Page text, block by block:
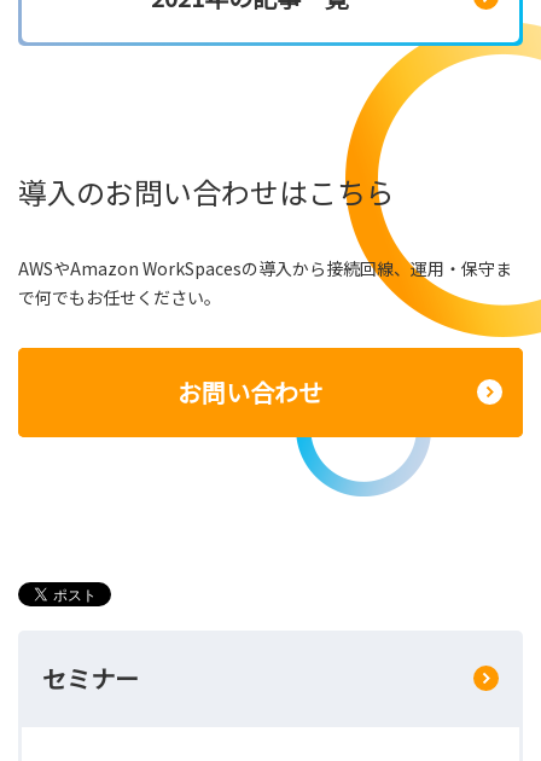
導入のお問い合わせはこちら
AWSやAmazon WorkSpacesの導入から接続回線、運用・保守ま
で何でもお任せください。
お問い合わせ
セミナー